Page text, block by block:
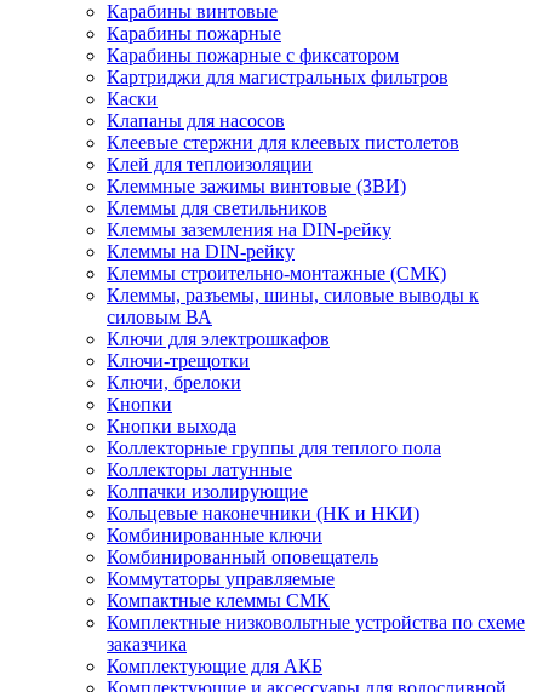
Карабины винтовые
Карабины пожарные
Карабины пожарные с фиксатором
Картриджи для магистральных фильтров
Каски
Клапаны для насосов
Клеевые стержни для клеевых пистолетов
Клей для теплоизоляции
Клеммные зажимы винтовые (ЗВИ)
Клеммы для светильников
Клеммы заземления на DIN-рейку
Клеммы на DIN-рейку
Клеммы строительно-монтажные (СМК)
Клеммы, разъемы, шины, силовые выводы к
силовым ВА
Ключи для электрошкафов
Ключи-трещотки
Ключи, брелоки
Кнопки
Кнопки выхода
Коллекторные группы для теплого пола
Коллекторы латунные
Колпачки изолирующие
Кольцевые наконечники (НК и НКИ)
Комбинированные ключи
Комбинированный оповещатель
Коммутаторы управляемые
Компактные клеммы СМК
Комплектные низковольтные устройства по схеме
заказчика
Комплектующие для АКБ
Комплектующие и аксессуары для водосливной